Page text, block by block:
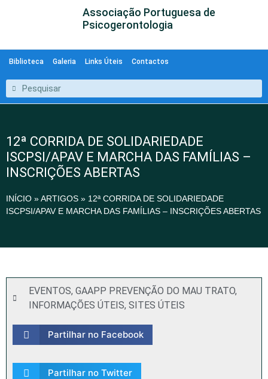
Associação Portuguesa de
Psicogerontologia
Biblioteca Galeria Links Úteis Contactos
12ª CORRIDA DE SOLIDARIEDADE
ISCPSI/APAV E MARCHA DAS FAMÍLIAS –
INSCRIÇÕES ABERTAS
INÍCIO »ARTIGOS » 12ª CORRIDA DE SOLIDARIEDADE
ISCPSI/APAV E MARCHA DAS FAMÍLIAS – INSCRIÇÕES ABERTAS
EVENTOS, GAAPP PREVENÇÃO DO MAU TRATO,
INFORMAÇÕES ÚTEIS, SITES ÚTEIS
Partilhar no Facebook
Partilhar no Twitter